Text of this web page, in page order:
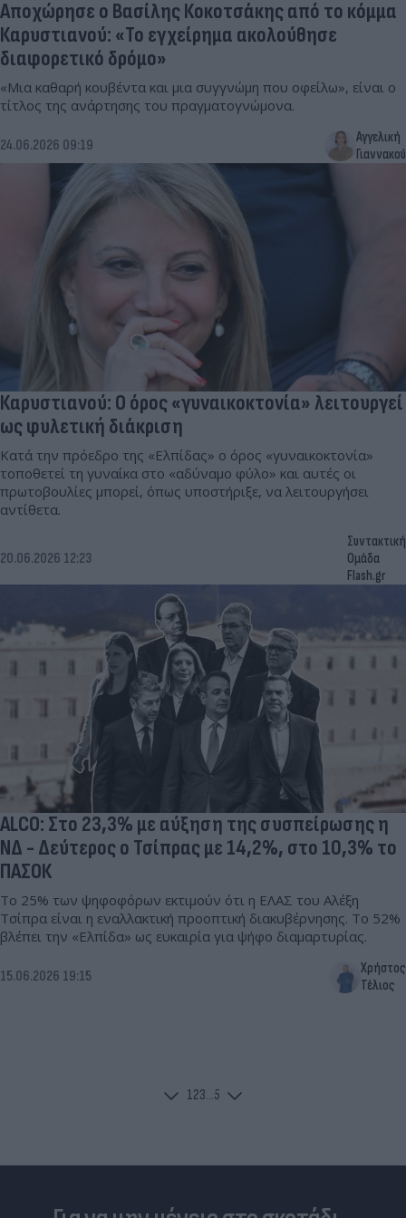
Αποχώρησε ο Βασίλης Κοκοτσάκης από το κόμμα
Καρυστιανού: «Το εγχείρημα ακολούθησε
διαφορετικό δρόμο»
«Μια καθαρή κουβέντα και μια συγγνώμη που οφείλω», είναι ο
τίτλος της ανάρτησης του πραγματογνώμονα.
24.06.2026 09:19
Αγγελική
Γιαννακού
Καρυστιανού: Ο όρος «γυναικοκτονία» λειτουργεί
ως φυλετική διάκριση
Κατά την πρόεδρο της «Ελπίδας» ο όρος «γυναικοκτονία»
τοποθετεί τη γυναίκα στο «αδύναμο φύλο» και αυτές οι
πρωτοβουλίες μπορεί, όπως υποστήριξε, να λειτουργήσει
αντίθετα.
20.06.2026 12:23
Συντακτική
Ομάδα
Flash.gr
ALCO: Στο 23,3% με αύξηση της συσπείρωσης η
ΝΔ - Δεύτερος ο Τσίπρας με 14,2%, στο 10,3% το
ΠΑΣΟΚ
Το 25% των ψηφοφόρων εκτιμούν ότι η ΕΛΑΣ του Αλέξη
Τσίπρα είναι η εναλλακτική προοπτική διακυβέρνησης. Το 52%
βλέπει την «Ελπίδα» ως ευκαιρία για ψήφο διαμαρτυρίας.
15.06.2026 19:15
Χρήστος
Τέλιος
123...5